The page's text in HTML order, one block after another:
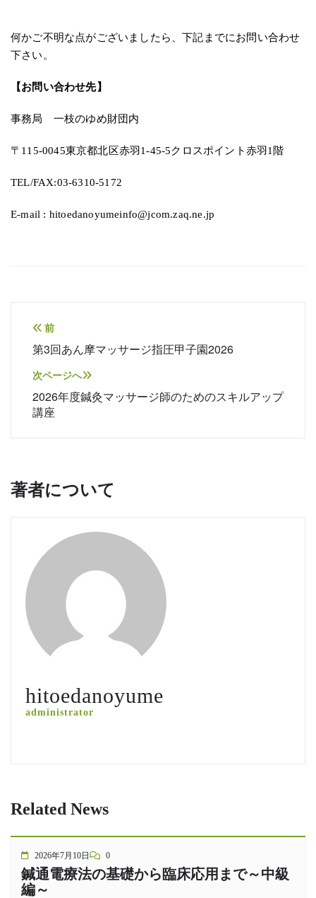
何かご不明な点がございましたら、下記までにお問い合わせ
下さい。
【お問い合わせ先】
事務局 一枝のゆめ財団内
〒115-0045東京都北区赤羽1-45-5クロスポイント赤羽1階
TEL/FAX:03-6310-5172
E-mail : hitoedanoyumeinfo@jcom.zaq.ne.jp
投
稿
ナ
ビ
ゲ
ョ
前
第3回あん摩マッサージ指圧甲子園2026
次ページへ
2026年度鍼灸マッサージ師のためのスキルアップ
講座
著者について
hitoedanoyume
administrator
Related News
2026年7月10日 0
鍼通電療法の基礎から臨床応用まで～中級
編～